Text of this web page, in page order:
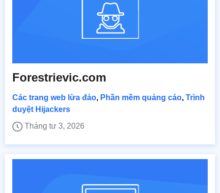
Forestrievic.com
Các trang web lừa đảo, Phần mềm quảng cáo, Trình
duyệt Hijackers
Tháng tư 3, 2026